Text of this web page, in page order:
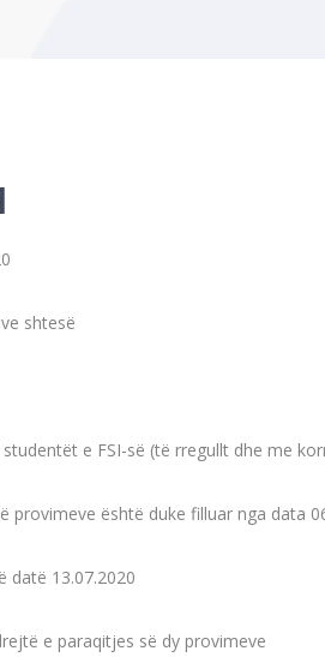
shtesë
e FSI-së (të rregullt dhe me
provimeve është duke filluar nga data
datë 13.07.2020
e paraqitjes së dy provimeve